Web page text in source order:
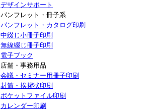
デザインサポート
パンフレット・冊子系
パンフレット・カタログ印刷
中綴じ小冊子印刷
無線綴じ冊子印刷
電子ブック
店舗・事務用品
会議・セミナー用冊子印刷
封筒・挨拶状印刷
ポケットファイル印刷
カレンダー印刷